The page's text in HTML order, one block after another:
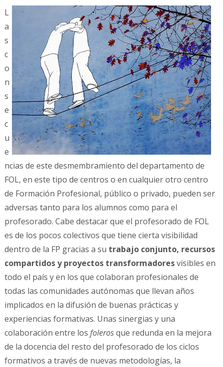
L
a
s
c
o
n
s
e
c
u
e
ncias de este desmembramiento del departamento de
FOL, en este tipo de centros o en cualquier otro centro
de Formación Profesional, público o privado, pueden ser
adversas tanto para los alumnos como para el
profesorado. Cabe destacar que el profesorado de FOL
es de los pocos colectivos que tiene cierta visibilidad
dentro de la FP gracias a su trabajo conjunto, recursos
compartidos y proyectos transformadoresvisibles en
todo el país y en los que colaboran profesionales de
todas las comunidades autónomas que llevan años
implicados en la difusión de buenas prácticas y
experiencias formativas. Unas sinergias y una
colaboración entre los folerosque redunda en la mejora
de la docencia del resto del profesorado de los ciclos
formativos a través de nuevas metodologías, la